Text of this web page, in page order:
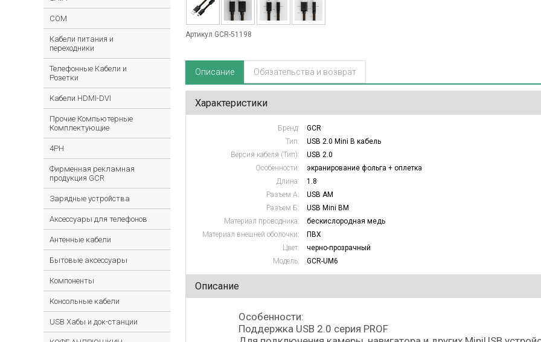
COM
Кабели питания и
переходники
Телефонные Кабели и
Розетки
Кабели HDMI-DVI
Прочие Компьютерные
Комплектующие
4PH
Фирменная рекламная
продукция GCR
Зарядные устройства
Аксессуары для телефонов
Антенные кабели
Бытовые аксессуары
Компоненты
Консольные кабели
USB Хабы и док-станции
Артикул GCR-51198
Описание Обязательства и возврат
Характеристики
Бренд:
GCR
Тип:
USB 2.0 Mini B кабель
Версия кабеля (Тип):
USB 2.0
Особенности:
экранирование фольга + оплетка
Длина:
1.8
Разъем А:
USB AM
Разъем Б:
USB Mini BM
Материал проводника:
бескислородная медь
Материал внешней оболочки:
ПВХ
Цвет:
черно-прозрачный
Модель:
GCR-UM6
Описание
Особенности:
Поддержка USB 2.0 серия PROF